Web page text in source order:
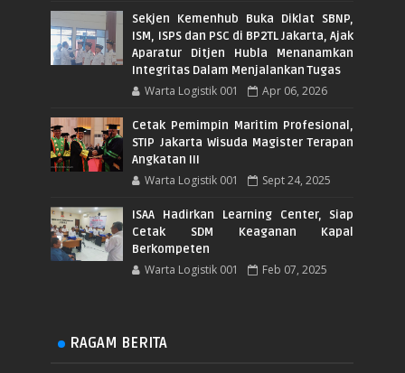
Sekjen Kemenhub Buka Diklat SBNP,
ISM, ISPS dan PSC di BP2TL Jakarta, Ajak
Aparatur Ditjen Hubla Menanamkan
Integritas Dalam Menjalankan Tugas
Warta Logistik 001 Apr 06, 2026
Cetak Pemimpin Maritim Profesional,
STIP Jakarta Wisuda Magister Terapan
Angkatan III
Warta Logistik 001 Sept 24, 2025
ISAA Hadirkan Learning Center, Siap
Cetak SDM Keaganan Kapal
Berkompeten
Warta Logistik 001 Feb 07, 2025
RAGAM BERITA